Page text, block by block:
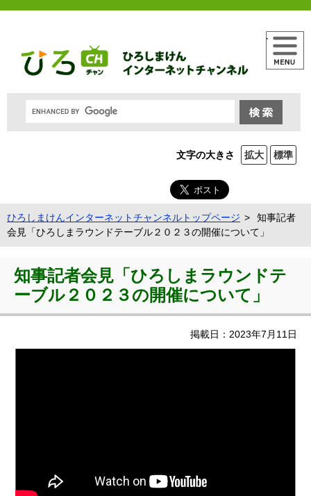
文字の大きさ 拡大 標準
メニュー
ひろしまけんインターネットチャンネルトップページ
知事記者
会見「ひろしまラウンドテーブル２０２３の開催について」
知事記者会見「ひろしまラウンドテ
ーブル２０２３の開催について」
掲載日：2023年7月11日